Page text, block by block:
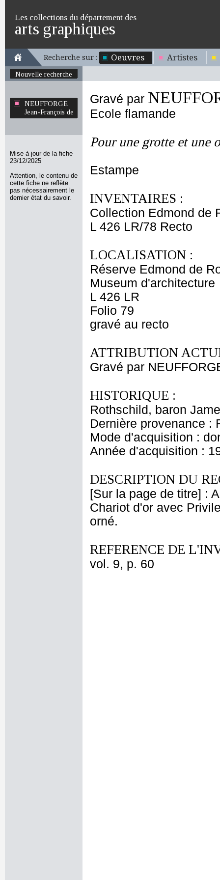
Les collections du département des
arts graphiques
Recherche sur : Oeuvres Artistes
Nouvelle recherche
NEUFFORGE
Jean-François de
Mise à jour de la fiche
23/12/2025
Attention, le contenu de
cette fiche ne reflète
pas nécessairement le
dernier état du savoir.
Gravé par
Ecole flamande
Pour une grotte et une
Estampe
INVENTAIRES :
Collection Edmond de
L 426 LR/78 Recto
LOCALISATION :
Réserve Edmond de
Museum d'architecture
L 426 LR
Folio 79
gravé au recto
ATTRIBUTION
Gravé par
HISTORIQUE :
Rothschild, baron
Dernière provenance :
Mode d'acquisition :
Année d'acquisition :
DESCRIPTION DU
[Sur la page de titre] :
Chariot d'or avec
orné.
REFERENCE DE
vol. 9, p. 60